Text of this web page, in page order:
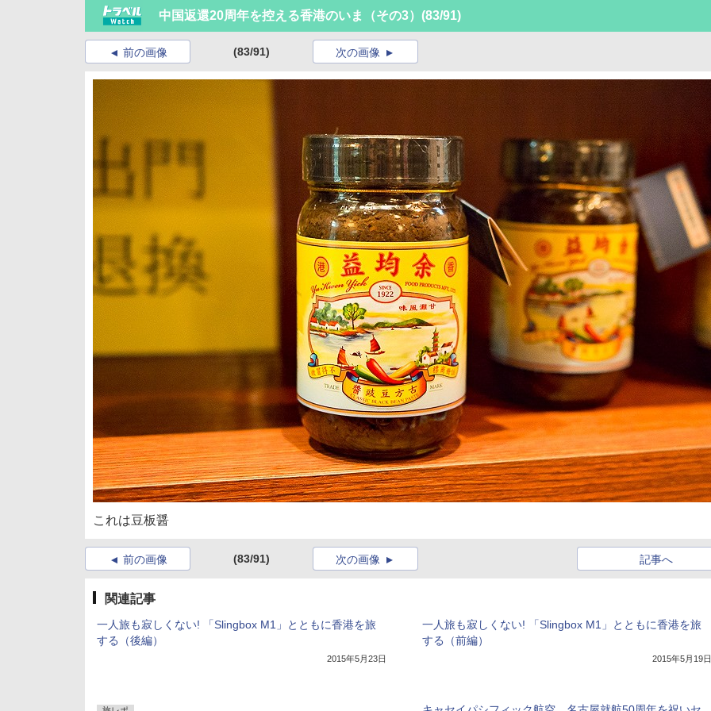
中国返還20周年を控える香港のいま（その3） (83/91)
前の画像 (83/91) 次の画像
これは豆板醤
前の画像 (83/91) 記事へ
次の画像
関連記事
一人旅も寂しくない! 「Slingbox M1」とともに香港を旅
する（後編）
2015年5月23日
一人旅も寂しくない! 「Slingbox M1」とともに香港を旅
する（前編）
2015年5月19日